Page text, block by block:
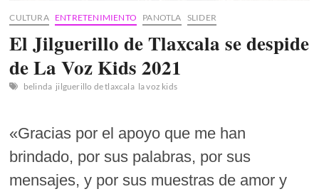
CULTURA ENTRETENIMIENTO PANOTLA SLIDER
El Jilguerillo de Tlaxcala se despide
de La Voz Kids 2021
belinda jilguerillo de tlaxcala la voz kids
«Gracias por el apoyo que me han
brindado, por sus palabras, por sus
mensajes, y por sus muestras de amor y